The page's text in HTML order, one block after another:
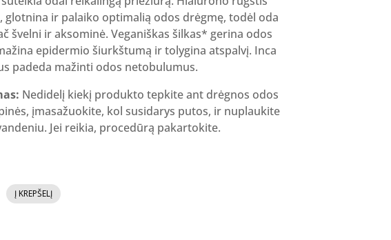
glotnina ir palaiko optimalią odos drėgmę, todėl oda
švelni ir aksominė. Veganiškas šilkas* gerina odos
epidermio šiurkštumą ir tolygina atspalvį. Inca
padeda mažinti odos netobulumus.
Nedidelį kiekį produkto tepkite ant drėgnos odos
įmasažuokite, kol susidarys putos, ir nuplaukite
Jei reikia, procedūrą pakartokite.
Į KREPŠELĮ